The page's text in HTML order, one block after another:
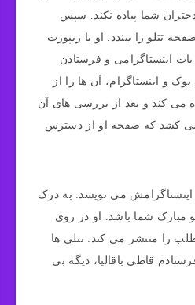
شما پیاده نکند. سپس
تتلو را ببندد. او با ریپورت
اینستاگرامی و فرستادن
و اینستاگرام، آن ها را از
می کند و بعد از بررسی های آن
نمی کشد که صفحه او از دسترس
اینستاگرامش می نویسد: به درک
مبارک شما باشد. او در روی
را منتشر می کند: تتلی ها
قاطی باقالیا، دیگه بی